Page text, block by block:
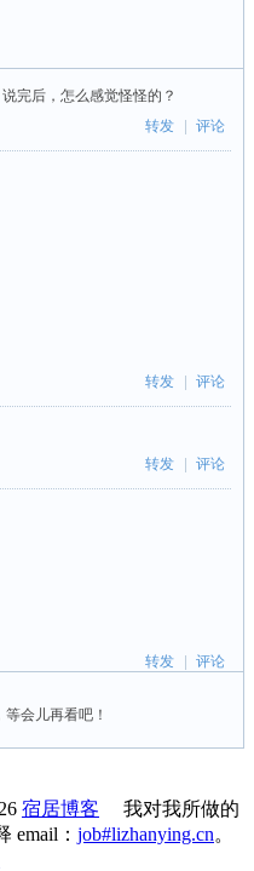
宿居博客 我对我所做的
email： job#lizhanying.cn。